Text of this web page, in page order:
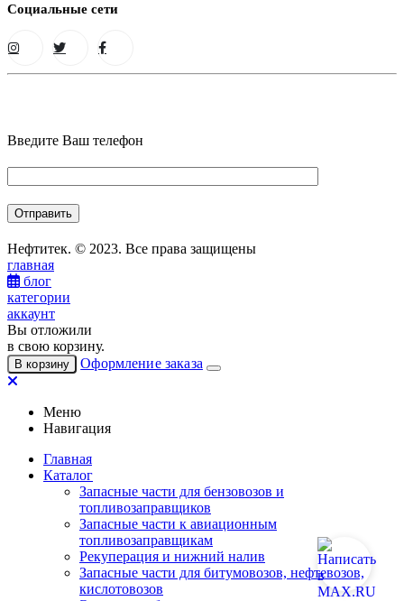
Социальные сети
Введите Ваш телефон
Нефтитек. © 2023. Все права защищены
главная
блог
категории
аккаунт
Вы отложили
в свою корзину.
В корзину Оформление заказа
Меню
Навигация
Главная
Каталог
Запасные части для бензовозов и
топливозаправщиков
Запасные части к авиационным
топливозаправщикам
Рекуперация и нижний налив
Запасные части для битумовозов, нефтевозов,
кислотовозов